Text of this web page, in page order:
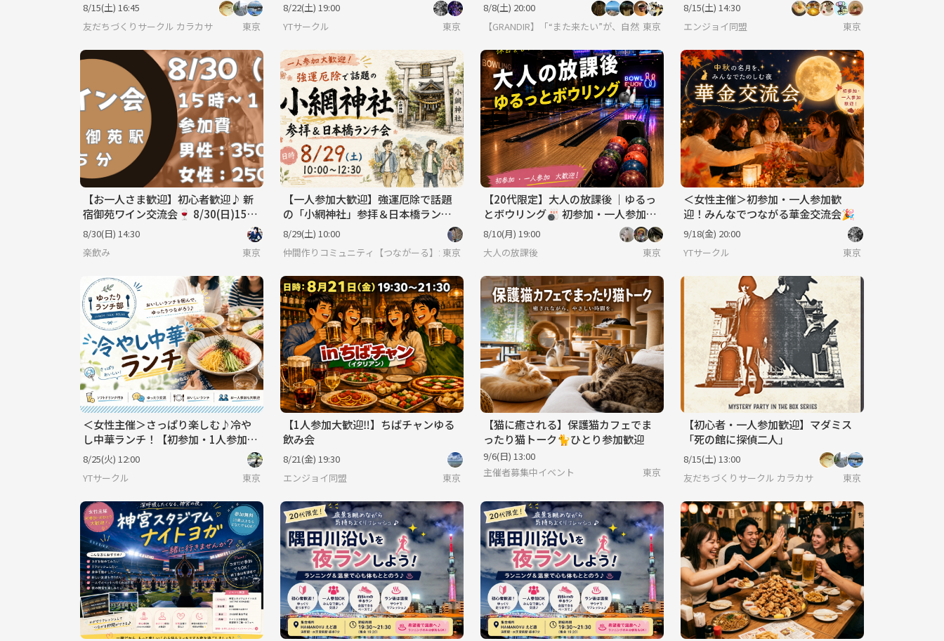
8/15(土) 16:45
友だちづくりサークル カラカサ
東京
8/22(土) 19:00
YTサークル
東京
8/8(土) 20:00
【GRANDIR】「“また来たい”が、自然と増えていくコミュニティ
東京
8/15(土) 14:30
エンジョイ同盟
東京
【お一人さま歓迎】初心者歓迎♪ 新
宿御苑ワイン交流会🍷 8/30(日)15時
～
8/30(日) 14:30
楽飲み
東京
【一人参加大歓迎】強運厄除で話題
の「小網神社」参拝＆日本橋ランチ
会✨
8/29(土) 10:00
仲間作りコミュニティ【つながーる】だぞ♪
東京
【20代限定】大人の放課後 ｜ゆるっ
とボウリング🎳 初参加・一人参加歓
迎！
8/10(月) 19:00
大人の放課後
東京
＜女性主催＞初参加・一人参加歓
迎！みんなでつながる華金交流会🎉
9/18(金) 20:00
YTサークル
東京
＜女性主催＞さっぱり楽しむ♪冷や
し中華ランチ！【初参加・1人参加歓
迎！】
8/25(火) 12:00
YTサークル
東京
【1人参加大歓迎‼️】ちばチャンゆる
飲み会
8/21(金) 19:30
エンジョイ同盟
東京
【猫に癒される】保護猫カフェでま
ったり猫トーク🐈ひとり参加歓迎
9/6(日) 13:00
主催者募集中イベント
東京
【初心者・一人参加歓迎】マダミス
「死の館に探偵二人」
8/15(土) 13:00
友だちづくりサークル カラカサ
東京